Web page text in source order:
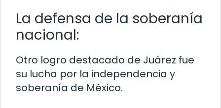
La defensa de la soberanía
nacional:
Otro logro destacado de Juárez fue
su lucha por la independencia y
soberanía de México.